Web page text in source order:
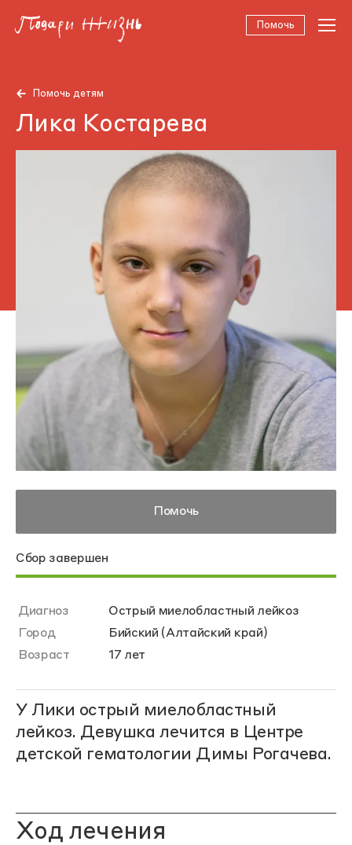
Помочь
Помочь детям
Лика Костарева
Помочь
Сбор завершен
Диагноз
Острый миелобластный лейкоз
Город
Бийский (Алтайский край)
Возраст
17 лет
У Лики острый миелобластный
лейкоз. Девушка лечится в Центре
детской гематологии Димы Рогачева.
Ход лечения